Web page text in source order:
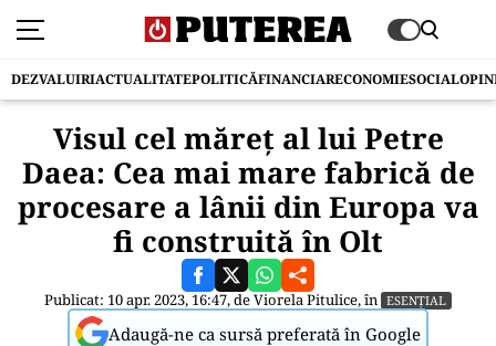
DEZVALUIRIACTUALITATEPOLITICĂFINANCIARECONOMIESOCIAL
Visul cel măreț al lui Petre
Daea: Cea mai mare fabrică de
procesare a lânii din Europa va
fi construită în Olt
Publicat: 10 apr. 2023, 16:47, deViorela Pitulice, în ESENȚIAL
Adaugă-ne ca sursă preferată în Google